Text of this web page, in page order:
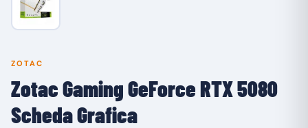
ZOTAC
Zotac Gaming GeForce RTX 5080
Scheda Grafica